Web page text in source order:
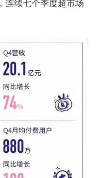
连续七个季度超市场